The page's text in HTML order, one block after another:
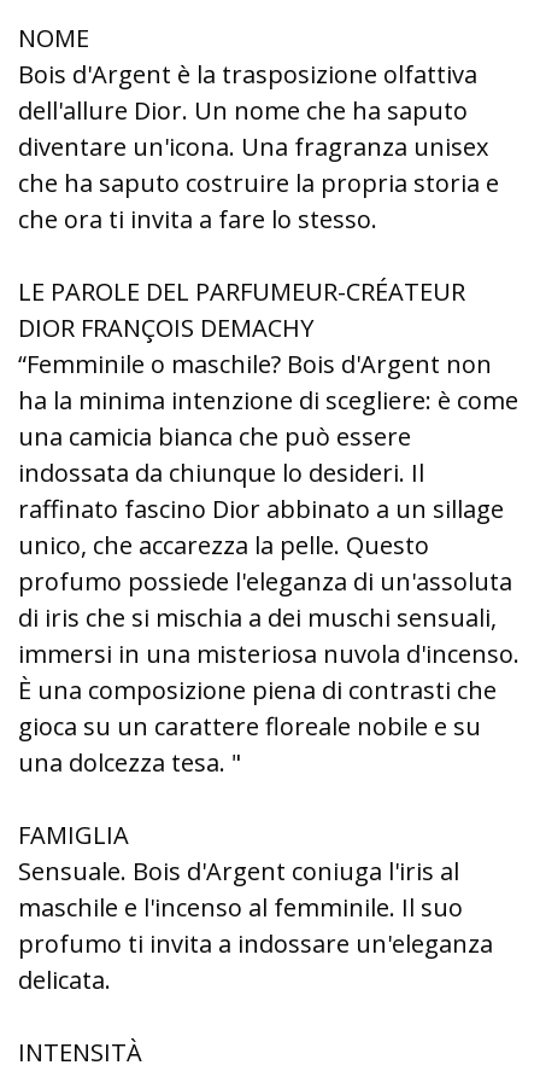
NOME
Bois d'Argent è la trasposizione olfattiva
dell'allure Dior. Un nome che ha saputo
diventare un'icona. Una fragranza unisex
che ha saputo costruire la propria storia e
che ora ti invita a fare lo stesso.
LE PAROLE DEL PARFUMEUR-CRÉATEUR
DIOR FRANÇOIS DEMACHY
“Femminile o maschile? Bois d'Argent non
ha la minima intenzione di scegliere: è come
una camicia bianca che può essere
indossata da chiunque lo desideri. Il
raffinato fascino Dior abbinato a un sillage
unico, che accarezza la pelle. Questo
profumo possiede l'eleganza di un'assoluta
di iris che si mischia a dei muschi sensuali,
immersi in una misteriosa nuvola d'incenso.
È una composizione piena di contrasti che
gioca su un carattere floreale nobile e su
una dolcezza tesa. "
FAMIGLIA
Sensuale. Bois d'Argent coniuga l'iris al
maschile e l'incenso al femminile. Il suo
profumo ti invita a indossare un'eleganza
delicata.
INTENSITÀ